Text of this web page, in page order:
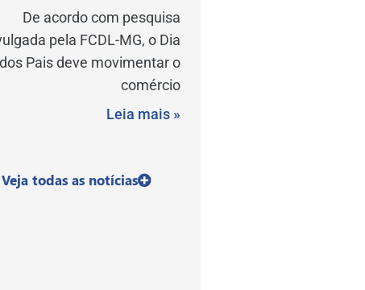
De acordo com pesquisa
pela FCDL-MG, o Dia
dos Pais deve movimentar o
comércio
Leia mais »
Veja todas as notícias